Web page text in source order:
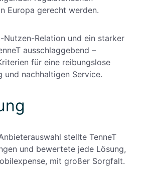
Europa gerecht werden.
Nutzen-Relation und ein starker
ausschlaggebend –
für eine reibungslose
und nachhaltigen Service.
stellte TenneT
und bewertete jede Lösung,
mit großer Sorgfalt.